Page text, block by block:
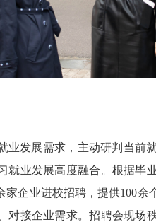
业发展需求，主动研判当前
就业发展高度融合。根据毕
企业进校招聘，提供100
对接企业需求。招聘会现场